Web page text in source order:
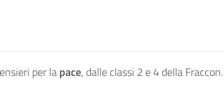
per lapace, dalle classi 2 e 4 della Fraccon.